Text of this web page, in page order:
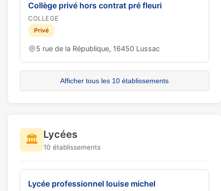
Collège privé hors contrat pré fleuri
COLLEGE
Privé
5 rue de la République, 16450 Lussac
Afficher tous les 10 établissements
🏛️ Lycées
10 établissements
Lycée professionnel louise michel